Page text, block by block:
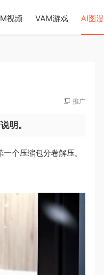
视频 VAM游戏 AI图漫
推广
明。
个压缩包分卷解压。